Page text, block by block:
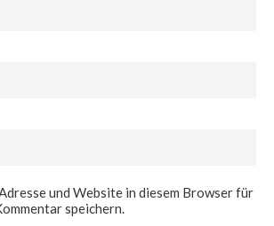
und Website in diesem Browser für
speichern.